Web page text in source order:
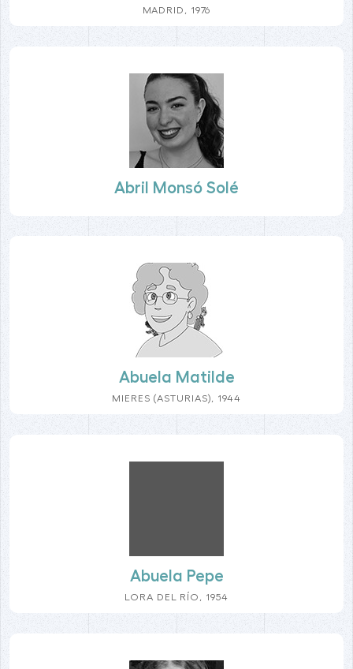
MADRID, 1976
Abril Monsó Solé
Abuela Matilde
MIERES (ASTURIAS), 1944
Abuela Pepe
LORA DEL RÍO, 1954